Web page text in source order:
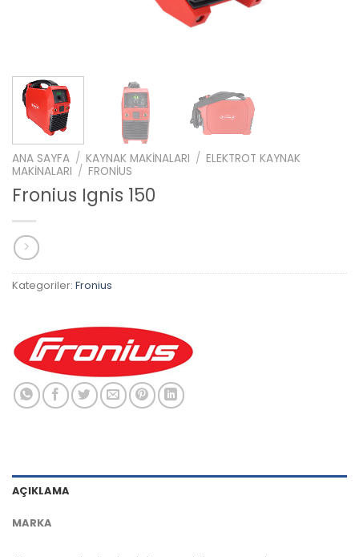
ANA SAYFA / KAYNAK MAKINALARI / ELEKTROT KAYNAK
MAKINALARI / FRONIUS
Fronius Ignis 150
Kategoriler: Fronius
AÇIKLAMA
MARKA